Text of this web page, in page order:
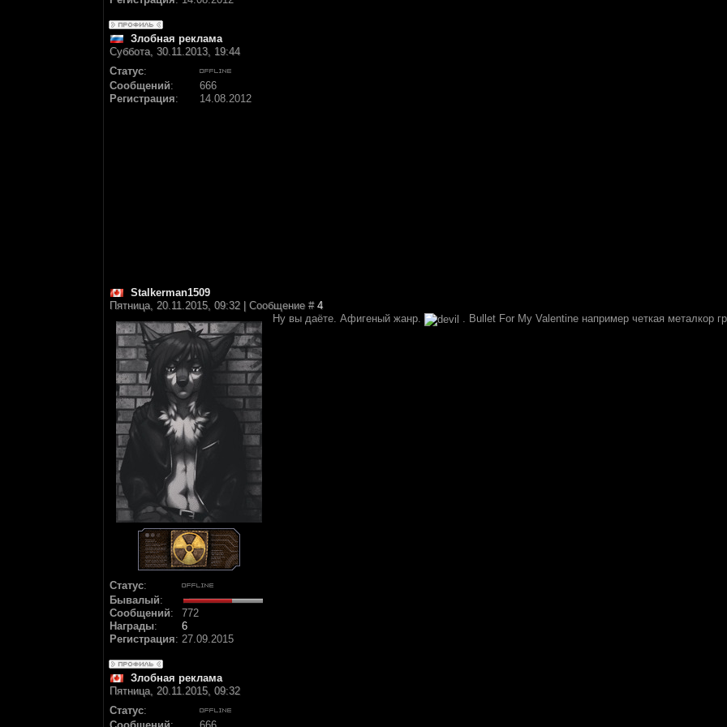
Злобная реклама
Суббота, 30.11.2013, 19:44
Статус:
Сообщений:
666
Регистрация: 14.08.2012
Stalkerman1509
Пятница, 20.11.2015, 09:32 | Сообщение # 4
Статус:
Бывалый:
Сообщений:
772
Награды:
6
Регистрация: 27.09.2015
Ну вы даёте. Афигеный жанр. . Bullet For My Valentine например четкая металкор
Злобная реклама
Пятница, 20.11.2015, 09:32
Статус: